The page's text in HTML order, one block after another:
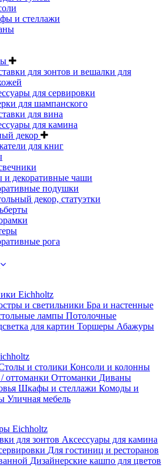
и стеллажи
для зонтов и вешалки для
для сервировки
для шампанского
для вина
для камина
декор
для книг
и декоративные чаши
подушки
декор, статуэтки
рога
Eichholtz
и светильники Бра и настенные
лампы Потолочные
для картин Торшеры Абажуры
и столики Консоли и колонны
оттоманки Оттоманки Диваны
Шкафы и стеллажи Комоды и
Уличная мебель
Eichholtz
для зонтов Аксессуары для камина
Для гостиниц и ресторанов
Дизайнерские кашпо для цветов